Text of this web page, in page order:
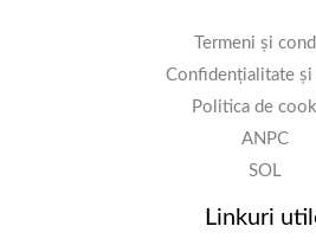
Termeni și
Confidențialitate și
Politica de
ANPC
SOL
Linkuri